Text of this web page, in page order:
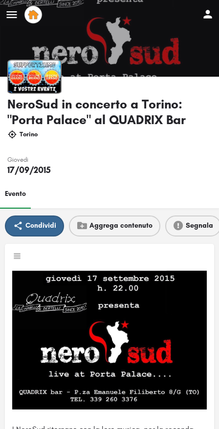
NeroSud in concerto a Torino:
"Porta Palace" al QUADRIX Bar
Torino
Giovedi
17/09/2015
Evento
Condividi Aggrega contenuto Segnala